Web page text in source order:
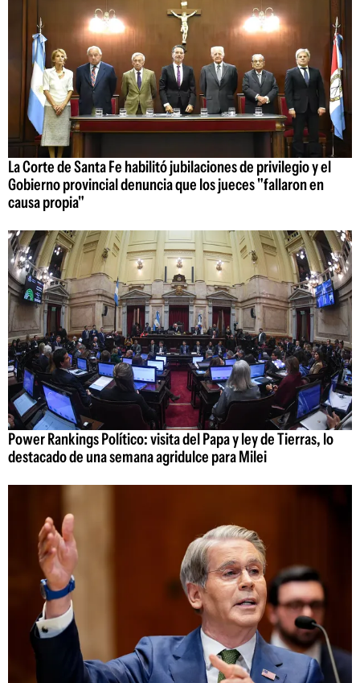
La Corte de Santa Fe habilitó jubilaciones de privilegio y el
Gobierno provincial denuncia que los jueces "fallaron en
causa propia"
Power Rankings Político: visita del Papa y ley de Tierras, lo
destacado de una semana agridulce para Milei